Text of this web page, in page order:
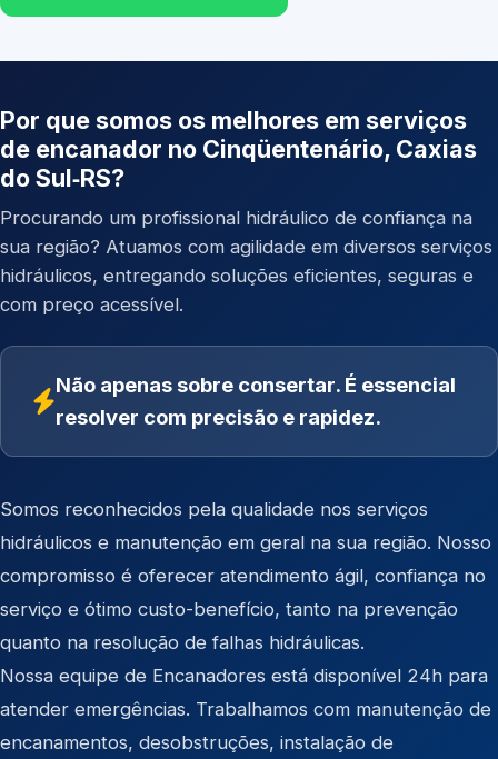
Por que somos os melhores em serviços
de encanador no Cinqüentenário, Caxias
do Sul‑RS?
Procurando um profissional hidráulico de confiança na
sua região? Atuamos com agilidade em diversos serviços
hidráulicos, entregando soluções eficientes, seguras e
com preço acessível.
Não apenas sobre consertar. É essencial
resolver com precisão e rapidez.
Somos reconhecidos pela qualidade nos serviços
hidráulicos e manutenção em geral na sua região. Nosso
compromisso é oferecer atendimento ágil, confiança no
serviço e ótimo custo-benefício, tanto na prevenção
quanto na resolução de falhas hidráulicas.
Nossa equipe de Encanadores está disponível 24h para
atender emergências. Trabalhamos com manutenção de
encanamentos, desobstruções, instalação de